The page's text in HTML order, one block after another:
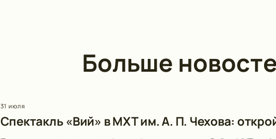
Больше
31 июля
Спектакль «Вий» в МХТ им. А. П. Чехова: